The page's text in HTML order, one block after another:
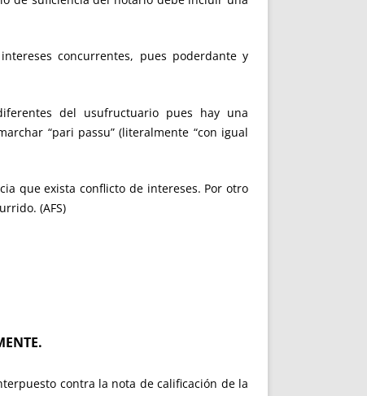
concurrentes, pues poderdante y
del usufructuario pues hay una
“pari passu” (literalmente “con igual
que exista conflicto de intereses. Por otro
(AFS)
contra la nota de calificación de la